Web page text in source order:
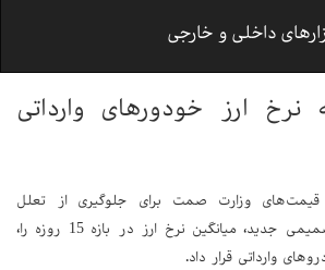
داخلی و خارجی
نرخ ارز خودورهای وارداتی
وزارت صمت برای جلوگیری از تعلل
واردکنندگان خودرو با تصمیمی جدید، میانگین نرخ ارز در بازه 15 روزه را،
وارداتی قرار داد.